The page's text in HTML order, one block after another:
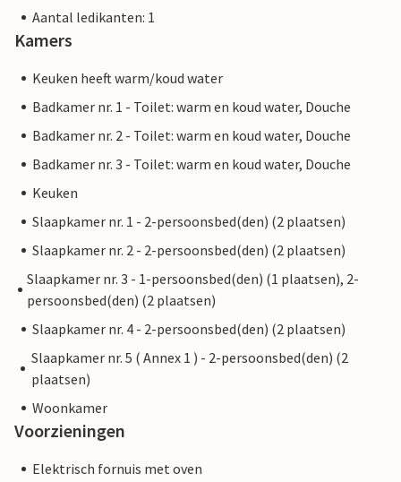
Aantal ledikanten: 1
Kamers
Keuken heeft warm/koud water
Badkamer nr. 1 - Toilet: warm en koud water, Douche
Badkamer nr. 2 - Toilet: warm en koud water, Douche
Badkamer nr. 3 - Toilet: warm en koud water, Douche
Keuken
Slaapkamer nr. 1 - 2-persoonsbed(den) (2 plaatsen)
Slaapkamer nr. 2 - 2-persoonsbed(den) (2 plaatsen)
Slaapkamer nr. 3 - 1-persoonsbed(den) (1 plaatsen), 2-
persoonsbed(den) (2 plaatsen)
Slaapkamer nr. 4 - 2-persoonsbed(den) (2 plaatsen)
Slaapkamer nr. 5 ( Annex 1 ) - 2-persoonsbed(den) (2
plaatsen)
Woonkamer
Voorzieningen
Elektrisch fornuis met oven